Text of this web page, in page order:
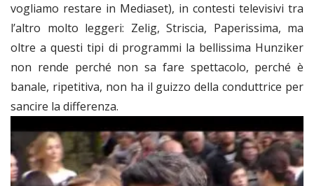
vogliamo restare in Mediaset), in contesti televisivi tra
l’altro molto leggeri: Zelig, Striscia, Paperissima, ma
oltre a questi tipi di programmi la bellissima Hunziker
non rende perché non sa fare spettacolo, perché è
banale, ripetitiva, non ha il guizzo della conduttrice per
sancire la differenza.